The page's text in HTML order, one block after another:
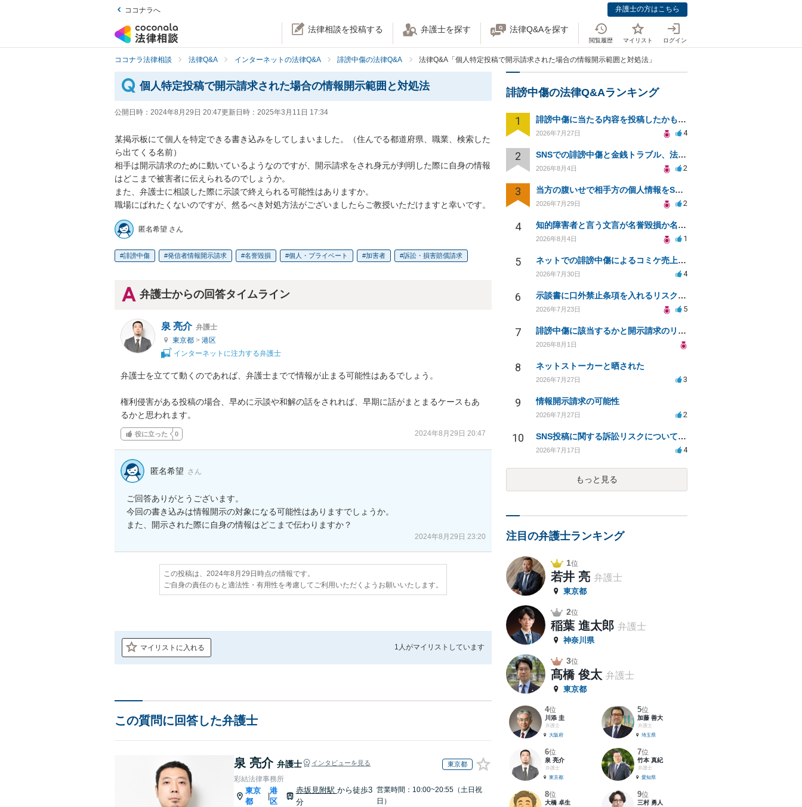
ココナラへ 弁護士の方はこちら
法律相談を投稿する 弁護士を探す 法律Q&Aを探す
閲覧履歴 マイリスト ログイン
ココナラ法律相談 法律Q&A インターネットの法律Q&A 誹謗中傷の法律Q&A 法律Q&A「個人特定投稿で開示請求された場合の情報開示範囲と対処法」
個人特定投稿で開示請求された場合の情報開示範囲と対処法
公開日時： 2024年8月29日 20:47更新日時： 2025年3月11日 17:34
某掲示板にて個人を特定できる書き込みをしてしまいました。（住んでる都道府県、職業、検索した
ら出てくる名前）
相手は開示請求のために動いているようなのですが、開示請求をされ身元が判明した際に自身の情報
はどこまで被害者に伝えられるのでしょうか。
また、弁護士に相談した際に示談で終えられる可能性はありますか。
職場にばれたくないのですが、然るべき対処方法がございましたらご教授いただけますと幸いです。
匿名希望 さん
誹謗中傷 発信者情報開示請求 名誉毀損 個人・プライベート 加害者 訴訟・損害賠償請求
弁護士からの回答タイムライン
泉 亮介 弁護士
東京都 > 港区
インターネットに注力する弁護士
弁護士を立てて動くのであれば、弁護士までで情報が止まる可能性はあるでしょう。
権利侵害がある投稿の場合、早めに示談や和解の話をされれば、早期に話がまとまるケースもあ
るかと思われます。
役に立った 0 2024年8月29日 20:47
匿名希望 さん
ご回答ありがとうございます。
今回の書き込みは情報開示の対象になる可能性はありますでしょうか。
また、開示された際に自身の情報はどこまで伝わりますか？
2024年8月29日 23:20
この投稿は、2024年8月29日時点の情報です。
ご自身の責任のもと適法性・有用性を考慮してご利用いただくようお願いいたします。
マイリストに入れる 1人がマイリストしています
この質問に回答した弁護士
泉 亮介 弁護士 インタビューを見る 東京都
彩結法律事務所
東京
都
港
区
赤坂見附駅 から徒歩3
分
営業時間：10:00~20:55（土日祝
日）
誹謗中傷の法律Q&Aランキング
1 誹謗中傷に当たる内容を投稿したかもしれない。開示請求や民事刑事裁判に発展しうるのか教えて欲しい。
2026年7月27日 4
2 SNSでの誹謗中傷と金銭トラブル、法的対応の相談
2026年8月4日 2
3 当方の腹いせで相手方の個人情報をSNSで晒してしまい名誉毀損させてしまったかもしれない
2026年7月29日 2
4 知的障害者と言う文言が名誉毀損か名誉感情の侵害になるか教えてほしい。
2026年8月4日 1
5 ネットでの誹謗中傷によるコミケ売上減少、損害賠償は可能か？
2026年7月30日 4
6 示談書に口外禁止条項を入れるリスクはありますか？
2026年7月23日 5
7 誹謗中傷に該当するかと開示請求のリスクを知りたい
2026年8月1日
8 ネットストーカーと晒された
2026年7月27日 3
9 情報開示請求の可能性
2026年7月27日 2
10 SNS投稿に関する訴訟リスクについての相談
2026年7月17日 4
もっと見る
注目の弁護士ランキング
1位
若井 亮 弁護士
東京都
2位
稲葉 進太郎 弁護士
神奈川県
3位
髙橋 俊太 弁護士
東京都
4位
川添 圭
弁護士
大阪府
5位
加藤 善大
弁護士
埼玉県
6位
泉 亮介
弁護士
東京都
7位
竹本 真紀
弁護士
愛知県
8位
大橋 卓生
9位
三村 勇人